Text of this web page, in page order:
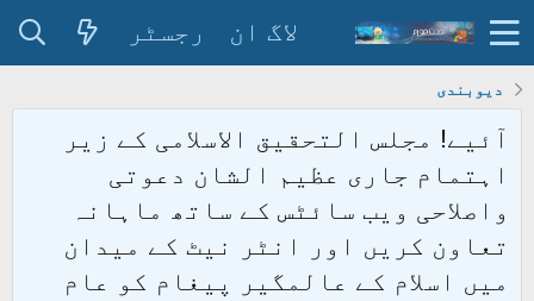
لاگ ان رجسٹر
دیوبندی
آئیے! مجلس التحقیق الاسلامی کے زیر
اہتمام جاری عظیم الشان دعوتی
واصلاحی ویب سائٹس کے ساتھ ماہانہ
تعاون کریں اور انٹر نیٹ کے میدان
میں اسلام کے عالمگیر پیغام کو عام